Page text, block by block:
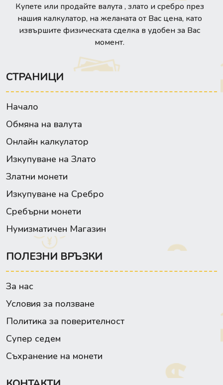
Купете или продайте валута , злато и сребро през
нашия калкулатор, на желаната от Вас цена, като
извършите физическата сделка в удобен за Вас
момент.
СТРАНИЦИ
Начало
Обмяна на валута
Онлайн калкулатор
Изкупуване на Злато
Златни монети
Изкупуване на Сребро
Сребърни монети
Нумизматичен Магазин
ПОЛЕЗНИ ВРЪЗКИ
За нас
Условия за ползване
Политика за поверителност
Супер седем
Съхранение на монети